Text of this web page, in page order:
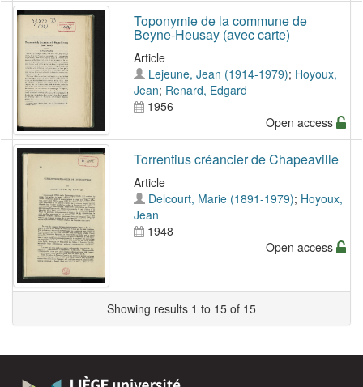
Toponymie de la commune de
Beyne-Heusay (avec carte)
Article
Lejeune, Jean (1914-1979); Hoyoux,
Jean; Renard, Edgard
1956
Open access
Torrentius créancier de Chapeaville
Article
Delcourt, Marie (1891-1979); Hoyoux,
Jean
1948
Open access
Showing results 1 to 15 of 15